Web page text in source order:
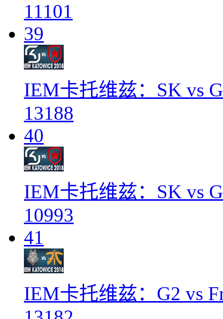
11101
39
IEM卡托维兹：SK vs
13188
40
IEM卡托维兹：SK vs
10993
41
IEM卡托维兹：G2 vs